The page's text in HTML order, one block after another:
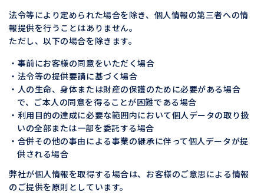
法令等により定められた場合を除き、個人情報の第三者への情
報提供を行うことはありません。
ただし、以下の場合を除きます。
事前にお客様の同意をいただく場合
法令等の提供要請に基づく場合
人の生命、身体または財産の保護のために必要がある場合
で、ご本人の同意を得ることが困難である場合
利用目的の達成に必要な範囲内において個人データの取り扱
いの全部または一部を委託する場合
合併その他の事由による事業の継承に伴って個人データが提
供される場合
弊社が個人情報を取得する場合は、お客様のご意思による情報
のご提供を原則としています。